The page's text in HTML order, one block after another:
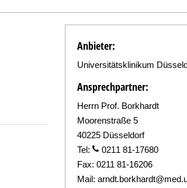
Anbieter:
Universitätsklinikum
Ansprechpartner:
Herrn Prof. Borkhardt
Moorenstraße 5
40225 Düsseldorf
Tel:
0211 81-17680
Fax: 0211 81-16206
Mail: